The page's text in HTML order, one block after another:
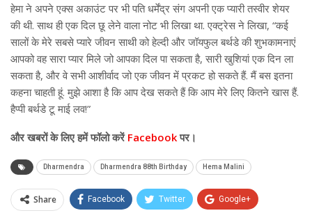
हेमा ने अपने एक्स अकाउंट पर भी पति धर्मेंद्र संग अपनी एक प्यारी तस्वीर शेयर
की थी. साथ ही एक दिल छू लेने वाला नोट भी लिखा था. एक्ट्रेस ने लिखा, “कई
सालों के मेरे सबसे प्यारे जीवन साथी को हेल्दी और जॉयफुल बर्थडे की शुभकामनाएं
आपको वह सारा प्यार मिले जो आपका दिल पा सकता है, सारी खुशियां एक दिन ला
सकता है, और वे सभी आशीर्वाद जो एक जीवन में प्रकट हो सकते हैं. मैं बस इतना
कहना चाहती हूं. मुझे आशा है कि आप देख सकते हैं कि आप मेरे लिए कितने खास हैं.
हैप्पी बर्थडे टू माई लव!”
औरखबरों के लिए हमें फॉलो करेंFacebookपर।
Dharmendra Dharmendra 88th Birthday Hema Malini
Share Facebook Twitter Google+